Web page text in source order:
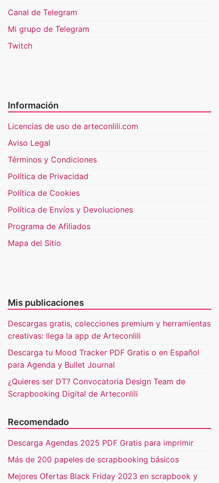
Canal de Telegram
Mi grupo de Telegram
Twitch
Información
Licencias de uso de arteconlili.com
Aviso Legal
Términos y Condiciones
Política de Privacidad
Política de Cookies
Política de Envíos y Devoluciones
Programa de Afiliados
Mapa del Sitio
Mis publicaciones
Descargas gratis, colecciones premium y herramientas
creativas: llega la app de Arteconlili
Descarga tu Mood Tracker PDF Gratis o en Español
para Agenda y Bullet Journal
¿Quieres ser DT? Convocatoria Design Team de
Scrapbooking Digital de Arteconlili
Recomendado
Descarga Agendas 2025 PDF Gratis para imprimir
Más de 200 papeles de scrapbooking básicos
Mejores Ofertas Black Friday 2023 en scrapbook y